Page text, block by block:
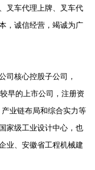
叉车代理上牌、叉车代
，诚信经营，竭诚为广
司核心控股子公司，
早的上市公司，注册资
业链布局和综合实力等
家级工业设计中心，也
业、安徽省工程机械建